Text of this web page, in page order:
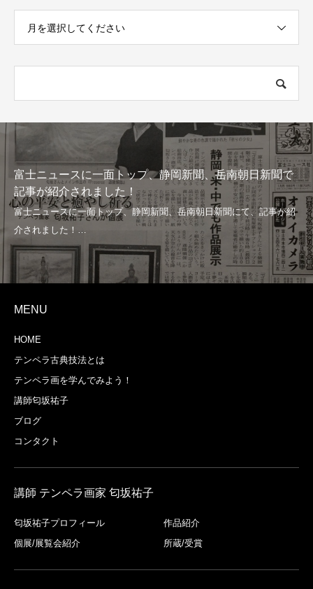
月を選択してください
富士ニュースに一面トップ、静岡新聞、岳南朝日新聞で
記事が紹介されました！
MENU
HOME
テンペラ古典技法とは
テンペラ画を学んでみよう！
講師匂坂祐子
ブログ
コンタクト
講師 テンペラ画家 匂坂祐子
匂坂祐子プロフィール
作品紹介
個展/展覧会紹介
所蔵/受賞